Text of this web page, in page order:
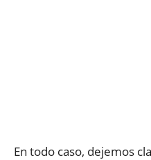
En todo caso, dejemos